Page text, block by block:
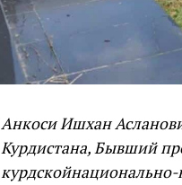
Анкоси Ишхан
Курдистана, Бывший